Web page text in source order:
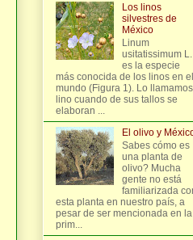
Los linos
silvestres de
México
Linum
usitatissimum L.
es la especie
más conocida de los linos en el
mundo (Figura 1). Lo llamamos
lino cuando de sus tallos se
elaboran ...
El olivo y
Sabes cómo es
una planta de
olivo? Mucha
gente no está
familiarizada
esta planta en nuestro país, a
pesar de ser mencionada en la
prim...